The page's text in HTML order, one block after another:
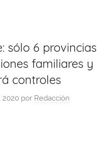
sólo 6 provincias
familiares y
controles
2020 por Redacción